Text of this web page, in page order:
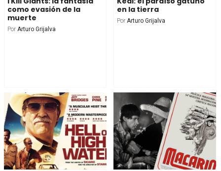
como evasión de la
muerte
Por Arturo Grijalva
en la tierra
Por Arturo Grijalva